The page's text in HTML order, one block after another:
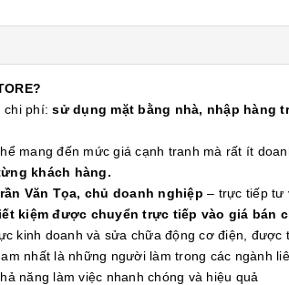
chi phí:sử dụng mặt bằng nhà, nhập hàng
mang đến mức giá cạnh tranh mà rất ít
khách hàng.
Văn Tọa, chủ doanh nghiệp – trực tiếp tư
kiệm được chuyển trực tiếp vào giá bán
kinh doanh và sửa chữa động cơ điện, được
nhất là những người làm trong các ngành
năng làm việc nhanh chóng và hiệu quả